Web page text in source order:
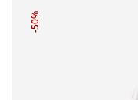
-50%